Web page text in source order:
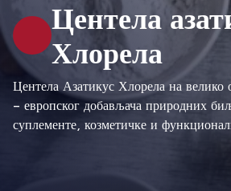
Центела
Хлорела
Центела Азатикус Хлорела на велико
– европског добављача природних
суплементе, козметичке и